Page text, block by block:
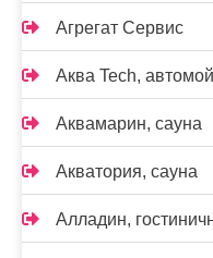
Агрегат Сервис
Аква Tech,
Аквамарин, сауна
Акватория, сауна
Алладин,